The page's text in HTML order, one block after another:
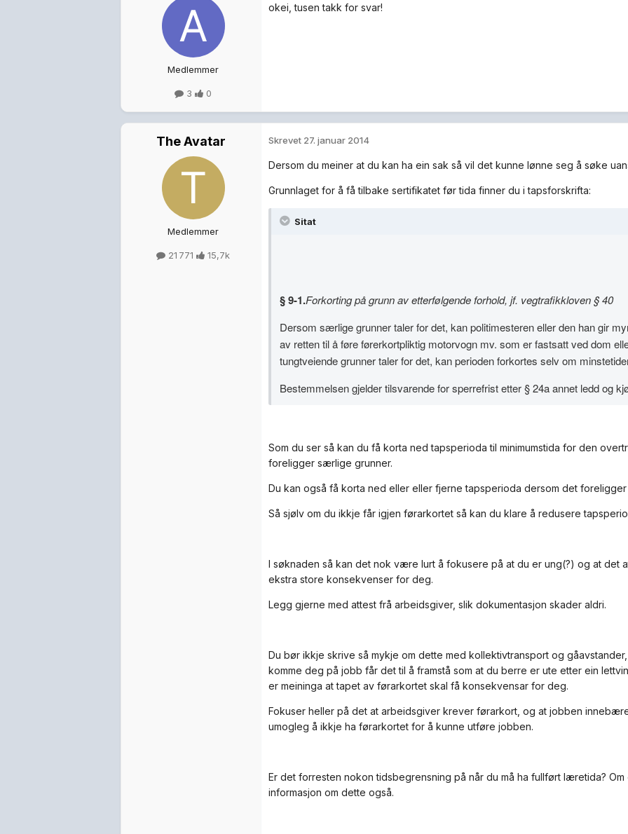
Medlemmer
3 0
okei, tusen takk for svar!
The Avatar
Medlemmer
21 771 15,7k
Skrevet 27. januar 2014
Dersom du meiner at du kan ha ein sak så vil det kunne lønne seg å søke
Grunnlaget for å få tilbake sertifikatet før tida finner du i tapsforskrifta:
Sitat
§ 9-1.Forkorting på grunn av etterfølgende forhold, jf. vegtrafikkloven § 40
Dersom særlige grunner taler for det, kan politimesteren eller den han gir
av retten til å føre førerkortpliktig motorvogn mv. som er fastsatt ved dom
tungtveiende grunner taler for det, kan perioden forkortes selv om
Bestemmelsen gjelder tilsvarende for sperrefrist etter § 24a annet ledd og
Som du ser så kan du få korta ned tapsperioda til minimumstida for den
foreligger særlige grunner.
Du kan også få korta ned eller eller fjerne tapsperioda dersom det
Så sjølv om du ikkje får igjen førarkortet så kan du klare å redusere
I søknaden så kan det nok være lurt å fokusere på at du er ung(?) og at det
ekstra store konsekvenser for deg.
Legg gjerne med attest frå arbeidsgiver, slik dokumentasjon skader aldri.
Du bør ikkje skrive så mykje om dette med kollektivtransport og
komme deg på jobb får det til å framstå som at du berre er ute etter ein
er meininga at tapet av førarkortet skal få konsekvensar for deg.
Fokuser heller på det at arbeidsgiver krever førarkort, og at jobben
umogleg å ikkje ha førarkortet for å kunne utføre jobben.
Er det forresten nokon tidsbegrensning på når du må ha fullført læretida?
informasjon om dette også.